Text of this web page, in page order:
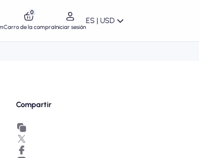
0
Carro de la compraIniciar sesión
ES | USD
Compartir